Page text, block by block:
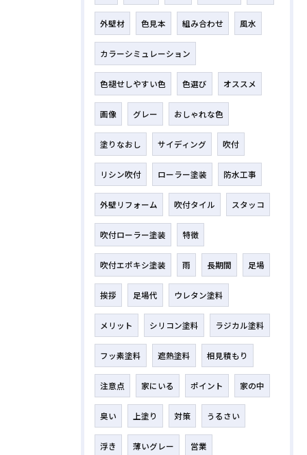
外壁材 色見本 組み合わせ 風水
カラーシミュレーション
色褪せしやすい色 色選び オススメ
画像 グレー おしゃれな色
塗りなおし サイディング 吹付
リシン吹付 ローラー塗装 防水工事
外壁リフォーム 吹付タイル スタッコ
吹付ローラー塗装 特徴
吹付エポキシ塗装 雨 長期間 足場
挨拶 足場代 ウレタン塗料
メリット シリコン塗料 ラジカル塗料
フッ素塗料 遮熱塗料 相見積もり
注意点 家にいる ポイント 家の中
臭い 上塗り 対策 うるさい
浮き 薄いグレー 営業